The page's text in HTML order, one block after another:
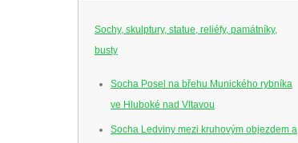
Sochy, skulptury, statue, reliéfy, památníky,
busty
Socha Posel na břehu Munického rybníka
ve Hluboké nad Vltavou
Socha Ledviny mezi kruhovým objezdem a